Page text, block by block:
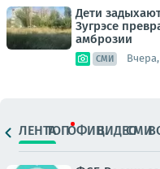
Дети
Зугрэсе
амброзии
СМИ Вчера,
ЛЕНТАТОПОФИЦ.ВИДЕОСМИ